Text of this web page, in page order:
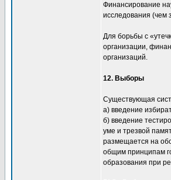
Финансирование
исследования (чем
Для борьбы с
организации,
организаций.
12. Выборы
Существующая
а) введение
б) введение
уме и трезвой
размещается на
общим принципам
образования при